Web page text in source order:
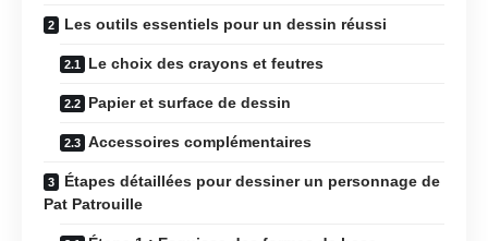
Les outils essentiels pour un dessin réussi
Le choix des crayons et feutres
Papier et surface de dessin
Accessoires complémentaires
Étapes détaillées pour dessiner un personnage de
Pat Patrouille